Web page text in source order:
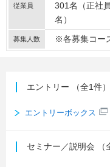
従業員
301名（正社
名）
募集人数 ※各募集コー
エントリー （全1件）
エントリーボックス
セミナー／説明会 （